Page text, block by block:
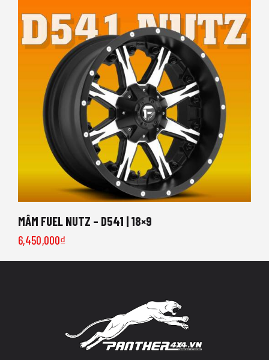
MÂM FUEL NUTZ – D541 | 18×9
6,450,000₫